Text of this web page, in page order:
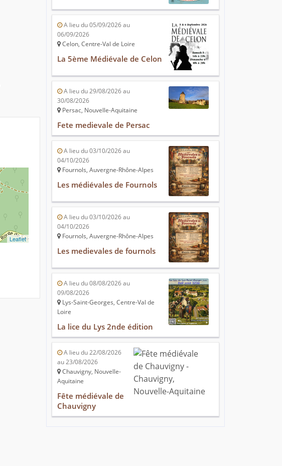
Leaflet
A lieu du 05/09/2026 au
06/09/2026
Celon, Centre-Val de Loire
La 5ème Médiévale de Celon
A lieu du 29/08/2026 au
30/08/2026
Persac, Nouvelle-Aquitaine
Fete medievale de Persac
A lieu du 03/10/2026 au
04/10/2026
Fournols, Auvergne-Rhône-Alpes
Les médiévales de Fournols
A lieu du 03/10/2026 au
04/10/2026
Fournols, Auvergne-Rhône-Alpes
Les medievales de fournols
A lieu du 08/08/2026 au
09/08/2026
Lys-Saint-Georges, Centre-Val de
Loire
La lice du Lys 2nde édition
A lieu du 22/08/2026
au 23/08/2026
Chauvigny, Nouvelle-
Aquitaine
Fête médiévale de
Chauvigny